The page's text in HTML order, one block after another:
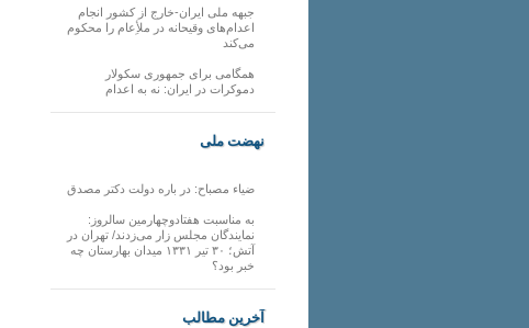
جبهه ملی ایران-خارج از کشور انجام
اعدام‌های وقیحانه در ملأِعام را محکوم
می‌کند
همگامی برای جمهوری سکولار
دموکرات در ایران: نه به اعدام
نهضت ملی
ضیاء مصباح: در باره دولت دکتر مصدق
به مناسبت هفتادوچهارمین سالروز:
نمایندگان مجلس زار می‌زدند/ تهران در
آتش؛ ۳۰ تیر ۱۳۳۱ میدان بهارستان چه
خبر بود؟
آخرین مطالب